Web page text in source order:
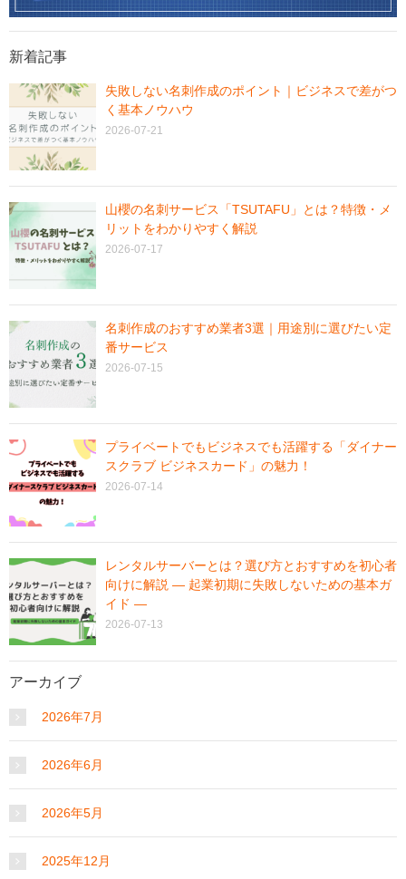
新着記事
失敗しない名刺作成のポイント｜ビジネスで差がつ
く基本ノウハウ
2026-07-21
山櫻の名刺サービス「TSUTAFU」とは？特徴・メ
リットをわかりやすく解説
2026-07-17
名刺作成のおすすめ業者3選｜用途別に選びたい定
番サービス
2026-07-15
プライベートでもビジネスでも活躍する「ダイナー
スクラブ ビジネスカード」の魅力！
2026-07-14
レンタルサーバーとは？選び方とおすすめを初心者
向けに解説 ― 起業初期に失敗しないための基本ガ
イド ―
2026-07-13
アーカイブ
2026年7月
2026年6月
2026年5月
2025年12月